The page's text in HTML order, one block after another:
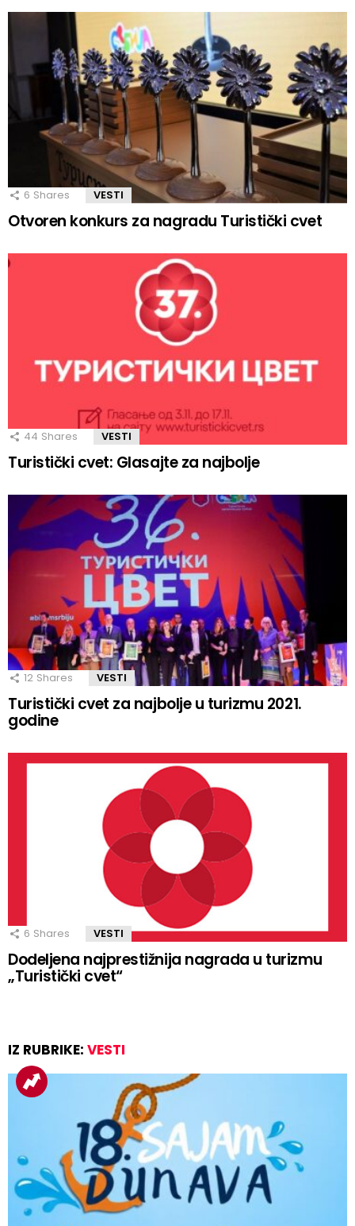
6 Shares VESTI
Otvoren konkurs za nagradu Turistički cvet
44 Shares VESTI
Turistički cvet: Glasajte za najbolje
12 Shares VESTI
Turistički cvet za najbolje u turizmu 2021.
godine
6 Shares VESTI
Dodeljena najprestižnija nagrada u turizmu
„Turistički cvet“
IZ RUBRIKE: VESTI